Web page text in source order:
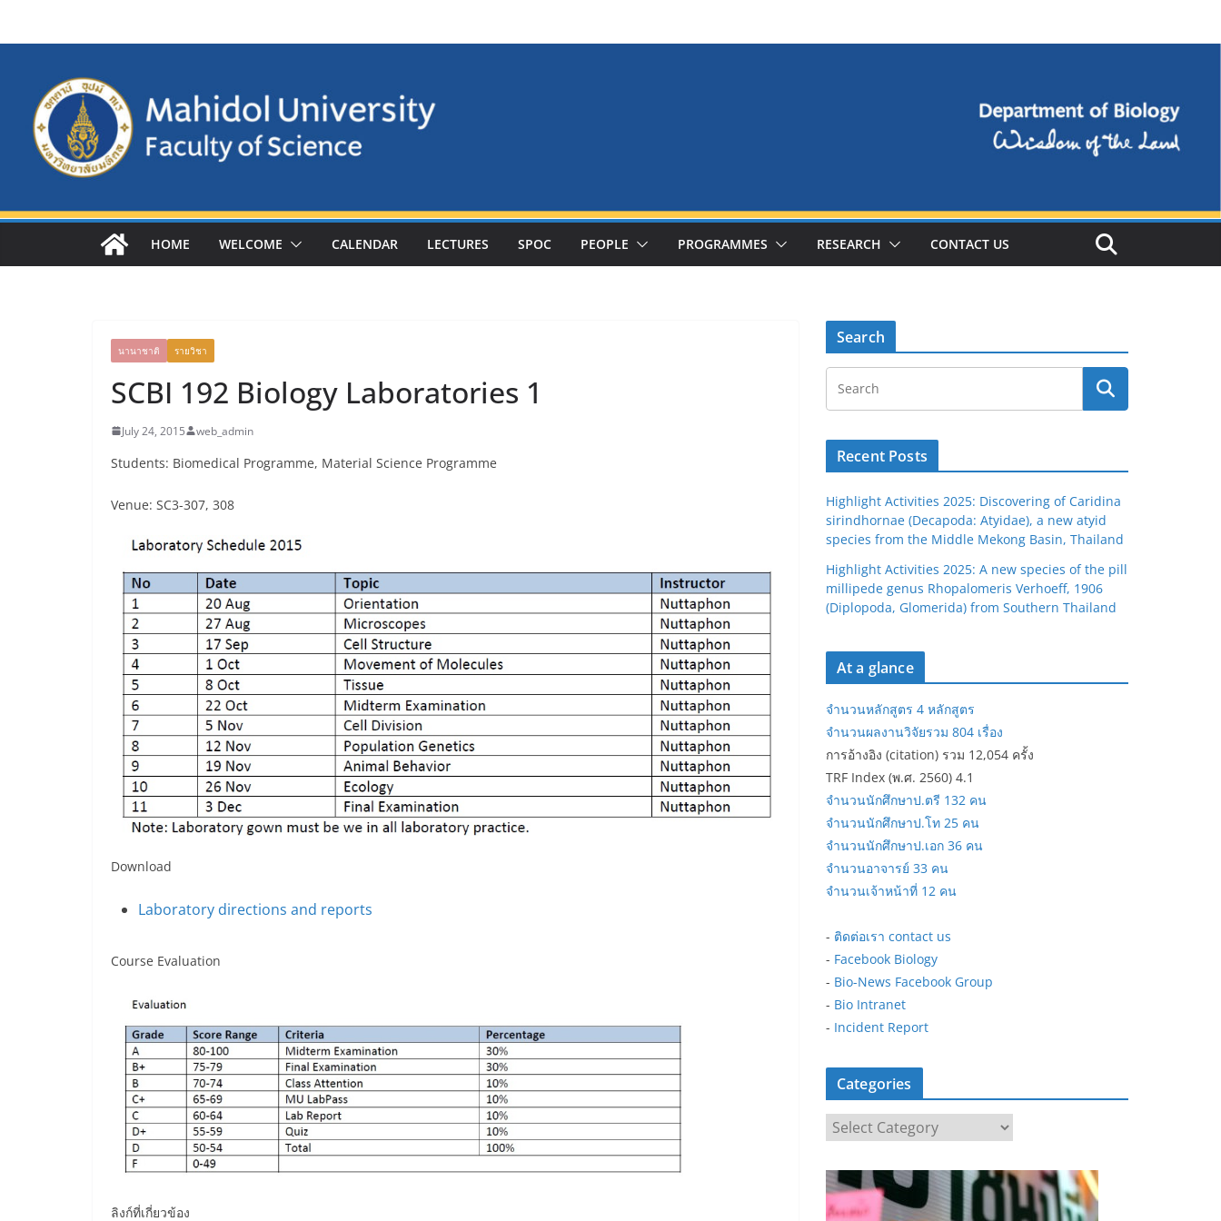
HOME WELCOME CALENDAR LECTURES SPOC PEOPLE PROGRAMMES RESEARCH CONTACT US
นานาชาติ รายวิชา
SCBI 192 Biology Laboratories 1
July 24, 2015 web_admin
Students: Biomedical Programme, Material Science Programme
Venue: SC3-307, 308
Download
Laboratory directions and reports
Course Evaluation
ลิงก์ที่เกี่ยวข้อง
Search
Recent Posts
Highlight Activities 2025: Discovering of Caridina
sirindhornae (Decapoda: Atyidae), a new atyid
species from the Middle Mekong Basin, Thailand
Highlight Activities 2025: A new species of the pill
millipede genus Rhopalomeris Verhoeff, 1906
(Diplopoda, Glomerida) from Southern Thailand
At a glance
จำนวนหลักสูตร 4 หลักสูตร
จำนวนผลงานวิจัยรวม 804 เรื่อง
การอ้างอิง (citation) รวม 12,054 ครั้ง
TRF Index (พ.ศ. 2560) 4.1
จำนวนนักศึกษาป.ตรี 132 คน
จำนวนนักศึกษาป.โท 25 คน
จำนวนนักศึกษาป.เอก 36 คน
จำนวนอาจารย์ 33 คน
จำนวนเจ้าหน้าที่ 12 คน
- ติดต่อเรา contact us
- Facebook Biology
- Bio-News Facebook Group
- Bio Intranet
- Incident Report
Categories
a
t
e
g